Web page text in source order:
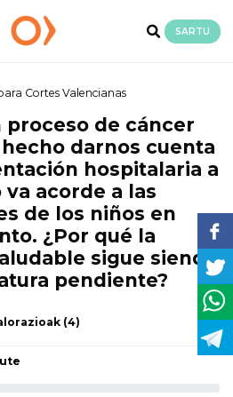
SARTU
Cortes Valencianas
proceso de cáncer
darnos cuenta
hospitalaria a
va acorde a las
de los niños en
¿Por qué la
sigue siendo
pendiente?
(4)